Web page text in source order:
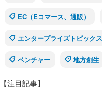
EC（Eコマース、通販）
エンタープライズトピックス
ベンチャー 地方創生
【注目記事】